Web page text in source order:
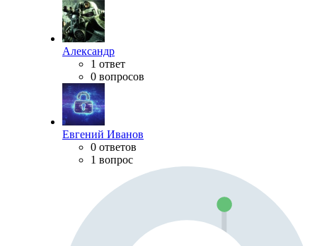
Александр
1 ответ
0 вопросов
Евгений Иванов
0 ответов
1 вопрос